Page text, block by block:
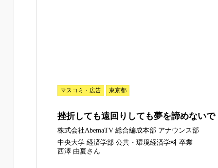
マスコミ・広告 東京都
挫折しても遠回りしても夢を諦めないで
株式会社AbemaTV 総合編成本部 アナウンス部
中央大学 経済学部 公共・環境経済学科 卒業
西澤 由夏さん